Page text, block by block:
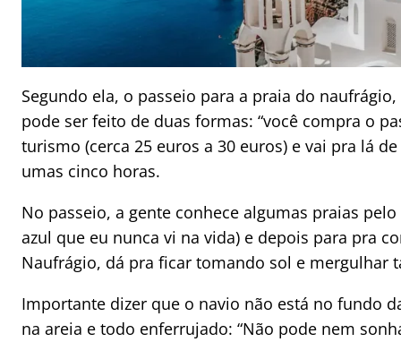
Segundo ela, o passeio para a praia do
pode ser feito de duas formas: “você compra o
turismo (cerca 25 euros a 30 euros) e vai pra lá
umas cinco horas.
No passeio, a gente conhece algumas praias
azul que eu nunca vi na vida) e depois para pra
Naufrágio, dá pra ficar tomando sol e mergulhar
Importante dizer que o navio não está no fundo
na areia e todo enferrujado: “Não pode nem